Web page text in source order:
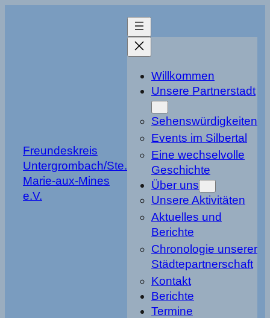
Freundeskreis
Untergrombach/Ste.
Marie-aux-Mines
e.V.
Willkommen
Unsere Partnerstadt
Sehenswürdigkeiten
Events im Silbertal
Eine wechselvolle
Geschichte
Über uns
Unsere Aktivitäten
Aktuelles und
Berichte
Chronologie unserer
Städtepartnerschaft
Kontakt
Berichte
Termine